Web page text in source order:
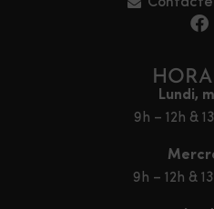
Lundi,
9h – 12h &
9h – 12h &